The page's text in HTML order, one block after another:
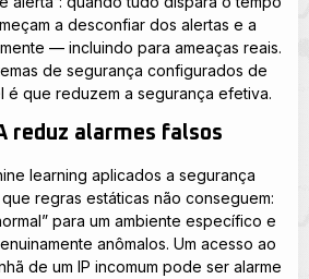
a desconfiar dos alertas e a
— incluindo para ameaças reais.
de segurança configurados de
é que reduzem a segurança efetiva.
reduz alarmes falsos
learning aplicados a segurança
regras estáticas não conseguem:
para um ambiente específico e
anômalos. Um acesso ao
de um IP incomum pode ser alarme